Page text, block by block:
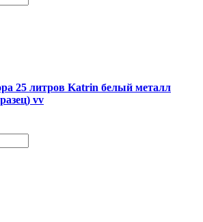
25 литров Katrin белый металл
vv